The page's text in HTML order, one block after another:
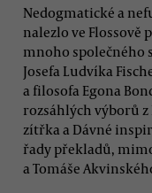
Nedogmatické a
nalezlo ve
mnoho
Josefa Ludvíka
a filosofa Egona
rozsáhlých výborů z
zítřka a Dávné
řady překladů,
a Tomáše